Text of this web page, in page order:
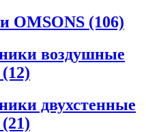
OMSONS (106)
воздушные
(12)
двухстенные
(21)